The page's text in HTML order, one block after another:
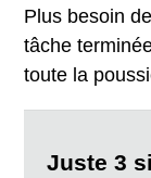
Plus besoin
tâche
toute la
Juste 3